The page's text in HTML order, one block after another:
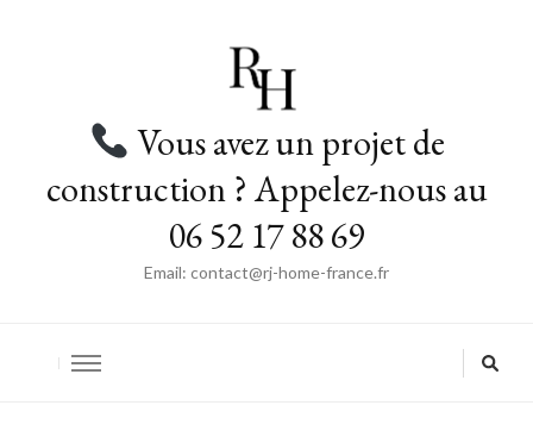
Vous avez un projet de
construction ? Appelez-nous au
06 52 17 88 69
Email: contact@rj-home-france.fr